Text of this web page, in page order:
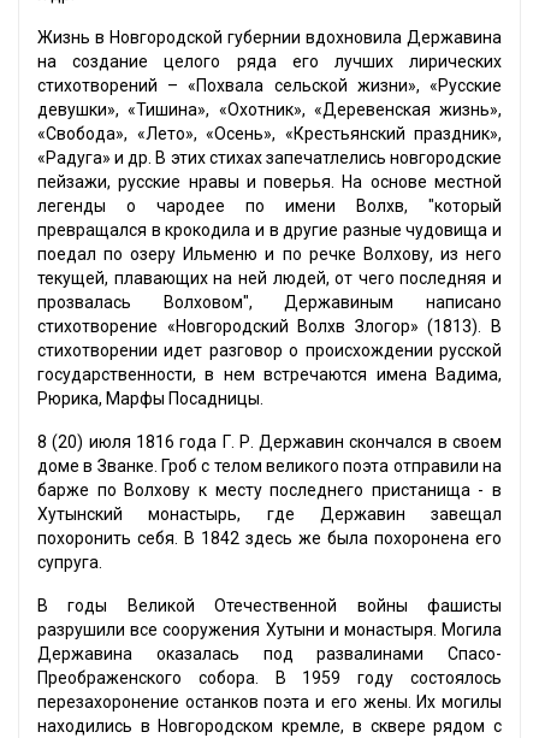
Жизнь в Новгородской губернии вдохновила Державина
на создание целого ряда его лучших лирических
стихотворений – «Похвала сельской жизни», «Русские
девушки», «Тишина», «Охотник», «Деревенская жизнь»,
«Свобода», «Лето», «Осень», «Крестьянский праздник»,
«Радуга» и др. В этих стихах запечатлелись новгородские
пейзажи, русские нравы и поверья. На основе местной
легенды о чародее по имени Волхв, "который
превращался в крокодила и в другие разные чудовища и
поедал по озеру Ильменю и по речке Волхову, из него
текущей, плавающих на ней людей, от чего последняя и
прозвалась Волховом", Державиным написано
стихотворение «Новгородский Волхв Злогор» (1813). В
стихотворении идет разговор о происхождении русской
государственности, в нем встречаются имена Вадима,
Рюрика, Марфы Посадницы.
8 (20) июля 1816 года Г. Р. Державин скончался в своем
доме в Званке. Гроб с телом великого поэта отправили на
барже по Волхову к месту последнего пристанища - в
Хутынский монастырь, где Державин завещал
похоронить себя. В 1842 здесь же была похоронена его
супруга.
В годы Великой Отечественной войны фашисты
разрушили все сооружения Хутыни и монастыря. Могила
Державина оказалась под развалинами Спасо-
Преображенского собора. В 1959 году состоялось
перезахоронение останков поэта и его жены. Их могилы
находились в Новгородском кремле, в сквере рядом с